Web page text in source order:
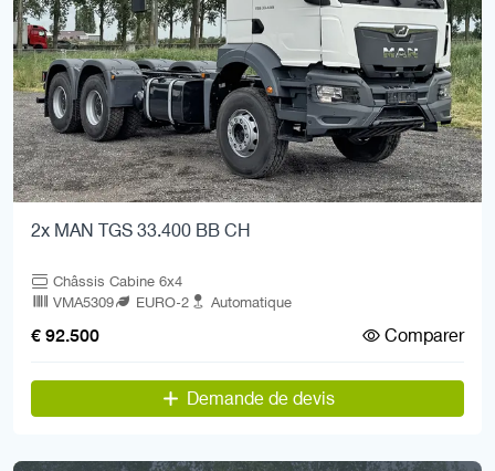
2x MAN TGS 33.400 BB CH
Châssis Cabine 6x4
VMA5309
EURO-2 Automatique
€ 92.500 Comparer
Demande de devis